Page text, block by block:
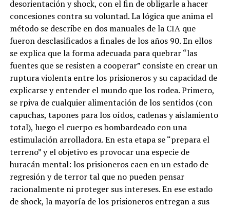
desorientación y shock, con el fin de obligarle a hacer
concesiones contra su voluntad. La lógica que anima el
método se describe en dos manuales de la CIA que
fueron desclasificados a finales de los años 90. En ellos
se explica que la forma adecuada para quebrar “las
fuentes que se resisten a cooperar” consiste en crear un
ruptura violenta entre los prisioneros y su capacidad de
explicarse y entender el mundo que los rodea. Primero,
se rpiva de cualquier alimentación de los sentidos (con
capuchas, tapones para los oídos, cadenas y aislamiento
total), luego el cuerpo es bombardeado con una
estimulación arrolladora. En esta etapa se “prepara el
terreno” y el objetivo es provocar una especie de
huracán mental: los prisioneros caen en un estado de
regresión y de terror tal que no pueden pensar
racionalmente ni proteger sus intereses. En ese estado
de shock, la mayoría de los prisioneros entregan a sus